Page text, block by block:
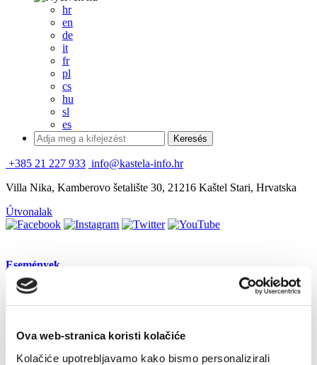
Ova web-stranica koristi kolačiće
Kolačiće upotrebljavamo kako bismo personalizirali
hr
en
de
it
fr
pl
cs
hu
sl
es
+385 21 227 933 info@kastela-info.hr
Villa Nika, Kamberovo šetalište 30, 21216 Kaštel Stari, Hrvatska
Útvonalak
Események
Autumn in Kaštela 2016 - Earth Fruit